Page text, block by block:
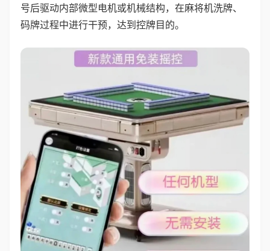
号后驱动内部微型电机或机械结构，在麻将机洗牌、
码牌过程中进行干预，达到控牌目的。